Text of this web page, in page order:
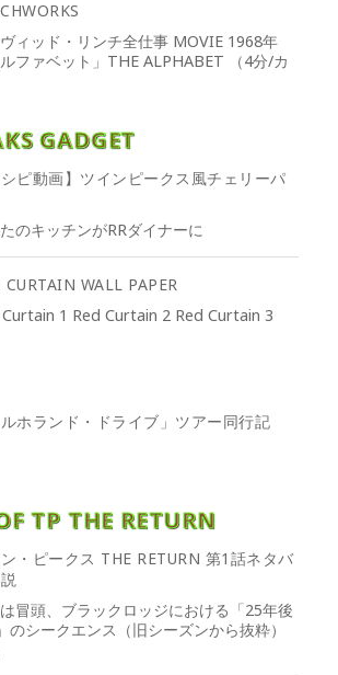
ィッド・リンチ全仕事 MOVIE 1968年
ルファベット」THE ALPHABET （4分/カ
GADGET
シピ動画】ツインピークス風チェリーパ
のキッチンがRRダイナーに
CURTAIN WALL PAPER
Curtain 1 Red Curtain 2 Red Curtain 3
ルホランド・ドライブ」ツアー同行記
TP THE RETURN
・ピークス THE RETURN 第1話ネタバ
冒頭、ブラックロッジにおける「25年後
のシークエンス（旧シーズンから抜粋）